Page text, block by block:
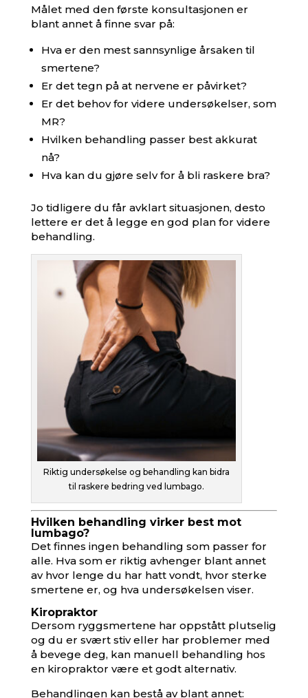
Målet med den første konsultasjonen er
blant annet å finne svar på:
Hva er den mest sannsynlige årsaken til
smertene?
Er det tegn på at nervene er påvirket?
Er det behov for videre undersøkelser, som
MR?
Hvilken behandling passer best akkurat
nå?
Hva kan du gjøre selv for å bli raskere bra?
Jo tidligere du får avklart situasjonen, desto
lettere er det å legge en god plan for videre
behandling.
Riktig undersøkelse og behandling kan bidra
til raskere bedring ved lumbago.
Hvilken behandling virker best mot
lumbago?
Det finnes ingen behandling som passer for
alle. Hva som er riktig avhenger blant annet
av hvor lenge du har hatt vondt, hvor sterke
smertene er, og hva undersøkelsen viser.
Kiropraktor
Dersom ryggsmertene har oppstått plutselig
og du er svært stiv eller har problemer med
å bevege deg, kan manuell behandling hos
en kiropraktor være et godt alternativ.
Behandlingen kan bestå av blant annet: